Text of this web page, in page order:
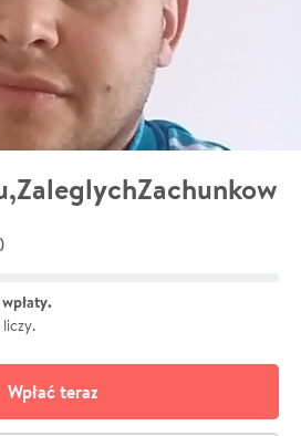
liczy.
Wpłać teraz